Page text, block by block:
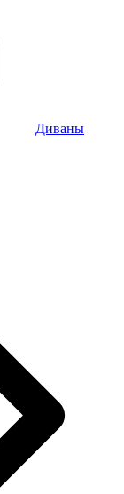
Диваны